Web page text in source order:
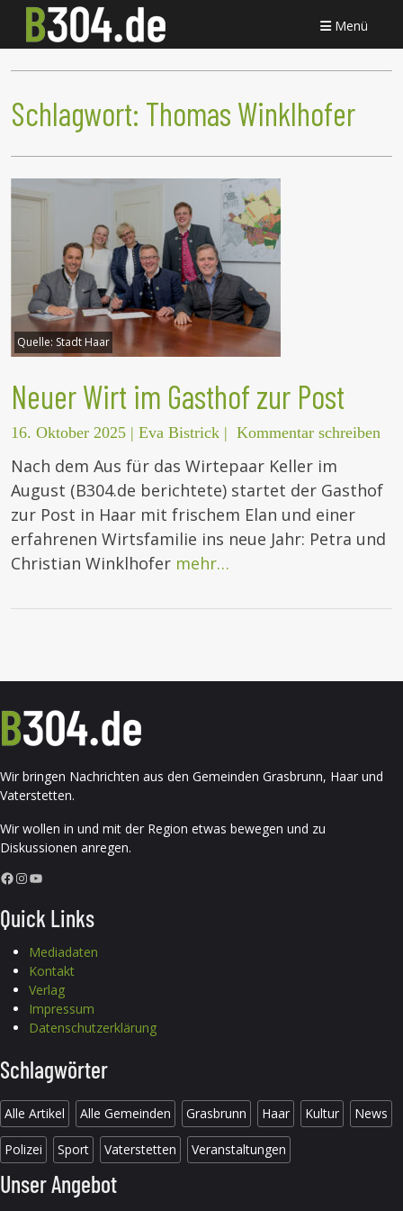
Menü
Schlagwort: Thomas Winklhofer
Quelle: Stadt Haar
Neuer Wirt im Gasthof zur Post
16. Oktober 2025 | Eva Bistrick | Kommentar schreiben
Nach dem Aus für das Wirtepaar Keller im
August (B304.de berichtete) startet der Gasthof
zur Post in Haar mit frischem Elan und einer
erfahrenen Wirtsfamilie ins neue Jahr: Petra und
Christian Winklhofer mehr…
Wir bringen Nachrichten aus den Gemeinden Grasbrunn, Haar und
Vaterstetten.
Wir wollen in und mit der Region etwas bewegen und zu
Diskussionen anregen.
Facebook InstagramYouTube
Quick Links
Mediadaten
Kontakt
Verlag
Impressum
Datenschutzerklärung
Schlagwörter
Alle Artikel Alle Gemeinden Grasbrunn Haar Kultur News
Polizei Sport Vaterstetten Veranstaltungen
Unser Angebot